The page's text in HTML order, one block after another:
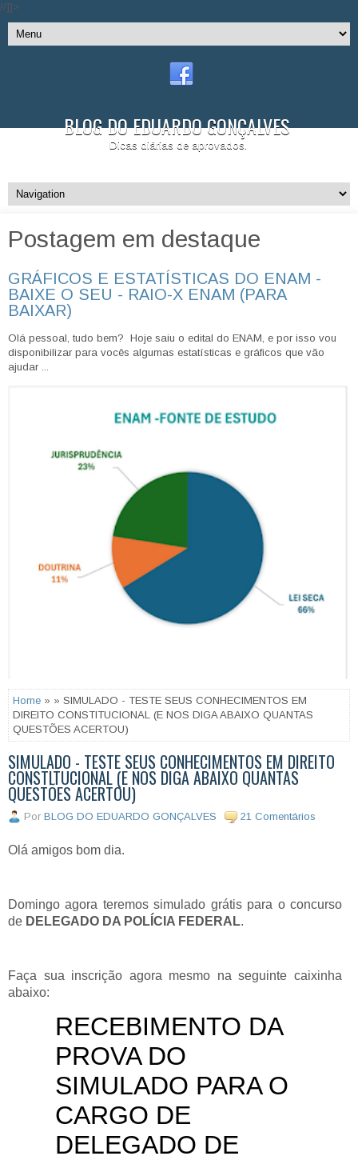
//]]>
BLOG DO EDUARDO GONÇALVES
Dicas diárias de aprovados.
Postagem em destaque
GRÁFICOS E ESTATÍSTICAS DO ENAM -
BAIXE O SEU - RAIO-X ENAM (PARA
BAIXAR)
Olá pessoal, tudo bem? Hoje saiu o edital do ENAM, e por isso vou
disponibilizar para vocês algumas estatísticas e gráficos que vão
ajudar ...
Home » » SIMULADO - TESTE SEUS CONHECIMENTOS EM
DIREITO CONSTITUCIONAL (E NOS DIGA ABAIXO QUANTAS
QUESTÕES ACERTOU)
SIMULADO - TESTE SEUS CONHECIMENTOS EM DIREITO
CONSTITUCIONAL (E NOS DIGA ABAIXO QUANTAS
QUESTÕES ACERTOU)
Por BLOG DO EDUARDO GONÇALVES 21 Comentários
Olá amigos bom dia.
Domingo agora teremos simulado grátis para o concurso
de DELEGADO DA POLÍCIA FEDERAL.
Faça sua inscrição agora mesmo na seguinte caixinha
abaixo: